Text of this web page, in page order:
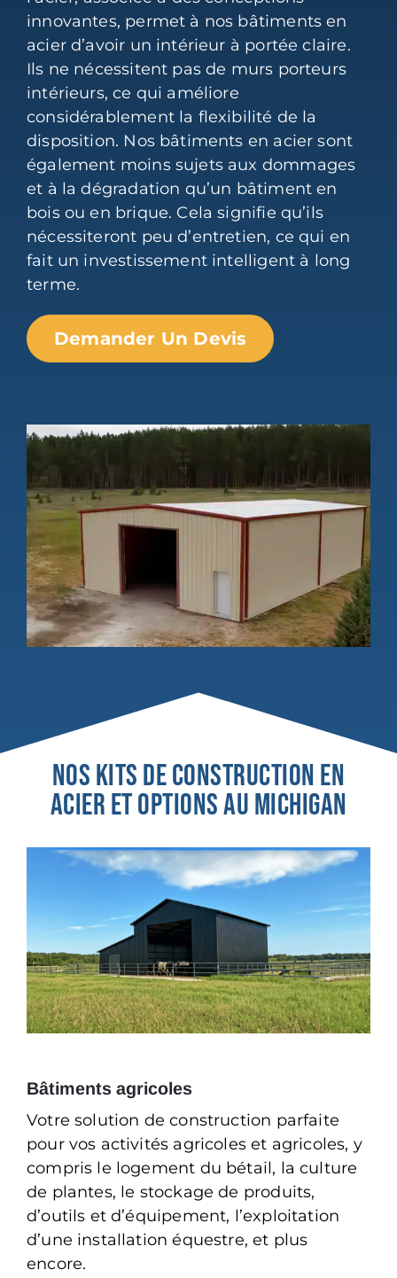
innovantes, permet à nos bâtiments en
acier d’avoir un intérieur à portée claire.
Ils ne nécessitent pas de murs porteurs
intérieurs, ce qui améliore
considérablement la flexibilité de la
disposition. Nos bâtiments en acier sont
également moins sujets aux dommages
et à la dégradation qu’un bâtiment en
bois ou en brique. Cela signifie qu’ils
nécessiteront peu d’entretien, ce qui en
fait un investissement intelligent à long
terme.
Demander Un Devis
NOS KITS DE CONSTRUCTION EN
ACIER ET OPTIONS AU MICHIGAN
Bâtiments agricoles
Votre solution de construction parfaite
pour vos activités agricoles et agricoles, y
compris le logement du bétail, la culture
de plantes, le stockage de produits,
d’outils et d’équipement, l’exploitation
d’une installation équestre, et plus
encore.